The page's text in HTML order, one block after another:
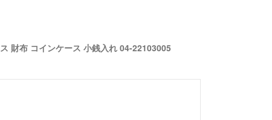
財布 コインケース 小銭入れ 04-22103005